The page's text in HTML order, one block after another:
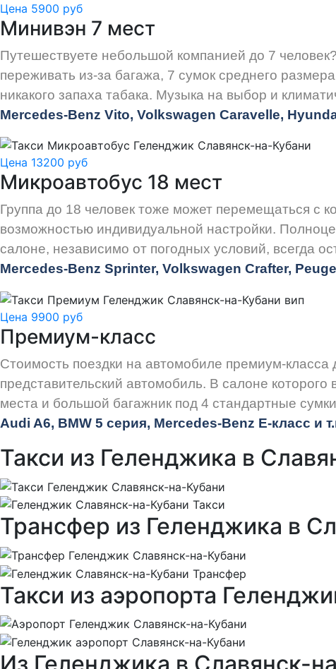
Цена 5900 руб
Минивэн 7 мест
Путешествуете небольшой компанией до 7
переживать из-за багажа, 7 сумок среднего
никакого запаха табака. Музыка на выбор и
Mercedes-Benz Vito, Volkswagen Caravelle,
Цена 13200 руб
Микроавтобус 18 мест
Группа до 18 человек тоже может перемещаться с
возможностью индивидуальной настройки.
салоне, независимо от погодных условий, всегда
Mercedes-Benz Sprinter, Volkswagen Crafter,
Цена 9900 руб
Премиум-класс
Стоимость поездки на автомобиле премиум-
представительский автомобиль. В салоне
места и большой багажник под 4 стандартные
Audi A6, BMW 5 серия, Mercedes-Benz E-класс и
Такси из Геленджика в
Трансфер из Геленджика в
Такси из аэропорта